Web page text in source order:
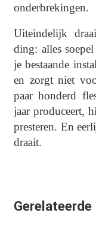
onderbrekingen.
Uiteindelijk
ding: alles
je bestaande
en zorgt niet
paar honderd
jaar produceert,
presteren. En
draait.